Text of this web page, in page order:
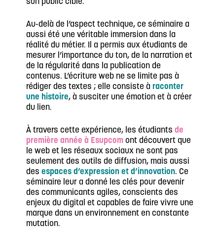
son public cible.
Au-delà de l’aspect technique, ce séminaire a
aussi été une véritable immersion dans la
réalité du métier. Il a permis aux étudiants de
mesurer l’importance du ton, de la narration et
de la régularité dans la publication de
contenus. L’écriture web ne se limite pas à
rédiger des textes ; elle consiste à raconter
une histoire, à susciter une émotion et à créer
du lien.
À travers cette expérience, les étudiants de
première année à Esupcom ont découvert que
le web et les réseaux sociaux ne sont pas
seulement des outils de diffusion, mais aussi
des espaces d’expression et d’innovation. Ce
séminaire leur a donné les clés pour devenir
des communicants agiles, conscients des
enjeux du digital et capables de faire vivre une
marque dans un environnement en constante
mutation.